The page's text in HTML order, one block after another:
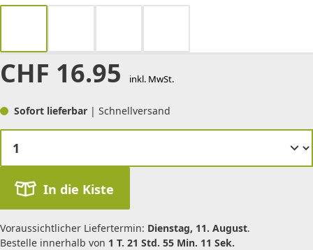
CHF 16.95 inkl. MwSt.
Sofort lieferbar | Schnellversand
In die Kiste
Voraussichtlicher Liefertermin: Dienstag, 11. August.
Bestelle innerhalb von 1 T. 21 Std. 55 Min. 11 Sek.